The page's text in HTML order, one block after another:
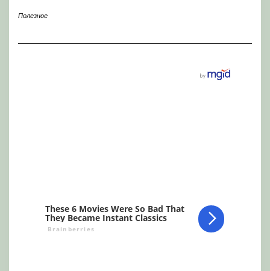
Полезное